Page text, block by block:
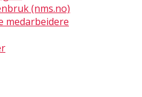
(nms.no)
medarbeidere